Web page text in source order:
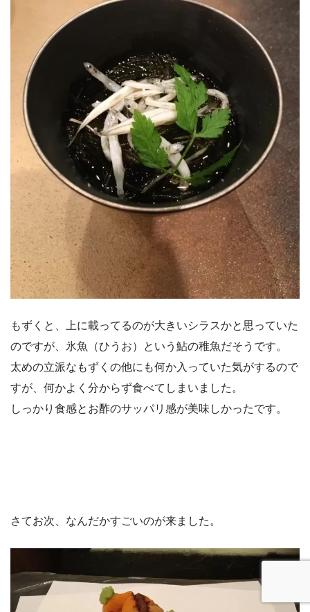
もずくと、上に載ってるのが大きいシラスかと思っていた
のですが、氷魚（ひうお）という鮎の稚魚だそうです。
太めの立派なもずくの他にも何か入っていた気がするので
すが、何かよく分からず食べてしまいました。
しっかり食感とお酢のサッパリ感が美味しかったです。
さてお次、なんだかすごいのが来ました。